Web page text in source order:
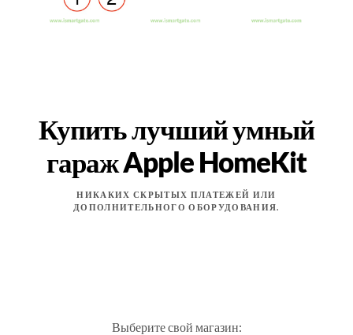
Купить лучший умный
гараж Apple HomeKit
НИКАКИХ СКРЫТЫХ ПЛАТЕЖЕЙ ИЛИ
ДОПОЛНИТЕЛЬНОГО ОБОРУДОВАНИЯ.
Выберите свой магазин: